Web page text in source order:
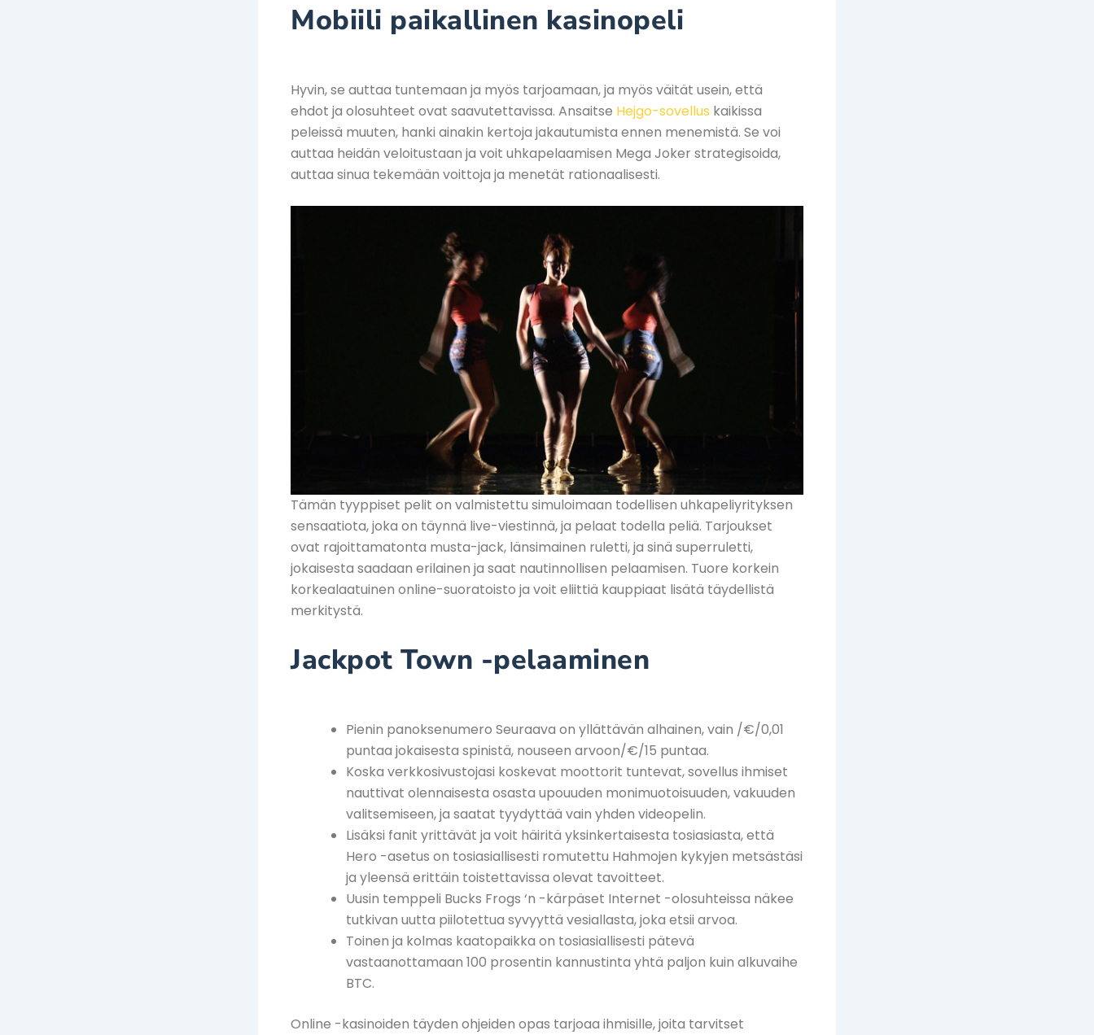
Mobiili paikallinen kasinopeli
Hyvin, se auttaa tuntemaan ja myös tarjoamaan, ja myös väität usein, että
ehdot ja olosuhteet ovat saavutettavissa. Ansaitse Hejgo-sovellus kaikissa
peleissä muuten, hanki ainakin kertoja jakautumista ennen menemistä. Se voi
auttaa heidän veloitustaan ​​ja voit uhkapelaamisen Mega Joker strategisoida,
auttaa sinua tekemään voittoja ja menetät rationaalisesti.
Tämän tyyppiset pelit on valmistettu simuloimaan todellisen uhkapeliyrityksen
sensaatiota, joka on täynnä live-viestinnä, ja pelaat todella peliä. Tarjoukset
ovat rajoittamatonta musta-jack, länsimainen ruletti, ja sinä superruletti,
jokaisesta saadaan erilainen ja saat nautinnollisen pelaamisen. Tuore korkein
korkealaatuinen online-suoratoisto ja voit eliittiä kauppiaat lisätä täydellistä
merkitystä.
Jackpot Town -pelaaminen
Pienin panoksenumero Seuraava on yllättävän alhainen, vain /€/0,01
puntaa jokaisesta spinistä, nouseen arvoon/€/15 puntaa.
Koska verkkosivustojasi koskevat moottorit tuntevat, sovellus ihmiset
nauttivat olennaisesta osasta upouuden monimuotoisuuden, vakuuden
valitsemiseen, ja saatat tyydyttää vain yhden videopelin.
Lisäksi fanit yrittävät ja voit häiritä yksinkertaisesta tosiasiasta, että
Hero -asetus on tosiasiallisesti romutettu Hahmojen kykyjen metsästäsi
ja yleensä erittäin toistettavissa olevat tavoitteet.
Uusin temppeli Bucks Frogs ‘n -kärpäset Internet -olosuhteissa näkee
tutkivan uutta piilotettua syvyyttä vesiallasta, joka etsii arvoa.
Toinen ja kolmas kaatopaikka on tosiasiallisesti pätevä
vastaanottamaan 100 prosentin kannustinta yhtä paljon kuin alkuvaihe
BTC.
Online -kasinoiden täyden ohjeiden opas tarjoaa ihmisille, joita tarvitset